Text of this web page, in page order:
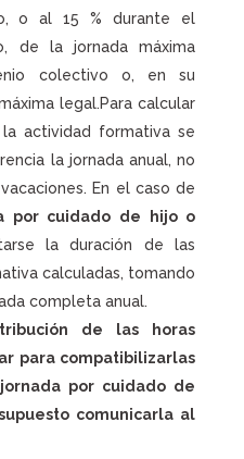
o al 15 % durante el
de la jornada máxima
colectivo o, en su
legal.Para calcular
actividad formativa se
la jornada anual, no
En el caso de
por cuidado de hijo o
la duración de las
calculadas, tomando
completa anual.
de las horas
para compatibilizarlas
por cuidado de
comunicarla al